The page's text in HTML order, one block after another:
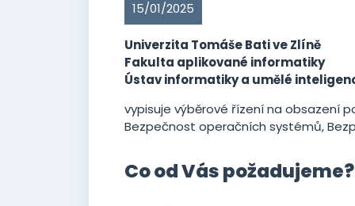
15/01/2025
Univerzita Tomáše Bati ve Zlíně
Fakulta aplikované informatiky
Ústav informatiky a umělé
vypisuje výběrové řízení na obsazení
Bezpečnost operačních systémů,
Co od Vás požadujeme?